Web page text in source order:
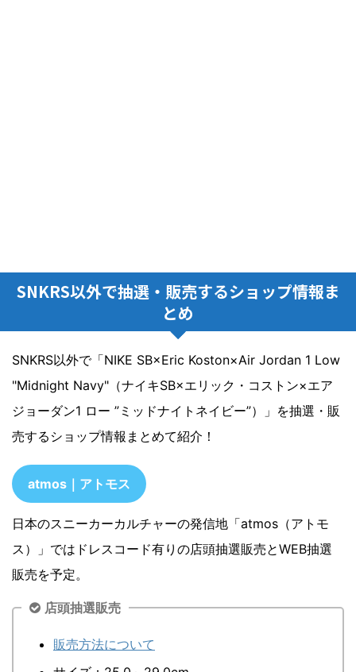
SNKRS以外で抽選・販売するショップ情報ま
とめ
SNKRS以外で「NIKE SB×Eric Koston×Air Jordan 1 Low
"Midnight Navy"（ナイキSB×エリック・コストン×エア
ジョーダン1 ロー ”ミッドナイトネイビー”）」を抽選・販
売するショップ情報まとめて紹介！
atmos｜アトモス
日本のスニーカーカルチャーの発信地「atmos（アトモ
ス）」ではドレスコード有りの店頭抽選販売とWEB抽選
販売を予定。
店頭抽選販売
販売方法について